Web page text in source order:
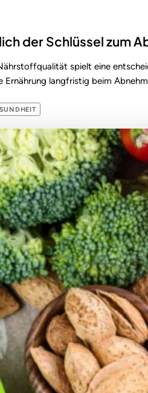
der Schlüssel zum
spielt eine
Ernährung langfristig beim